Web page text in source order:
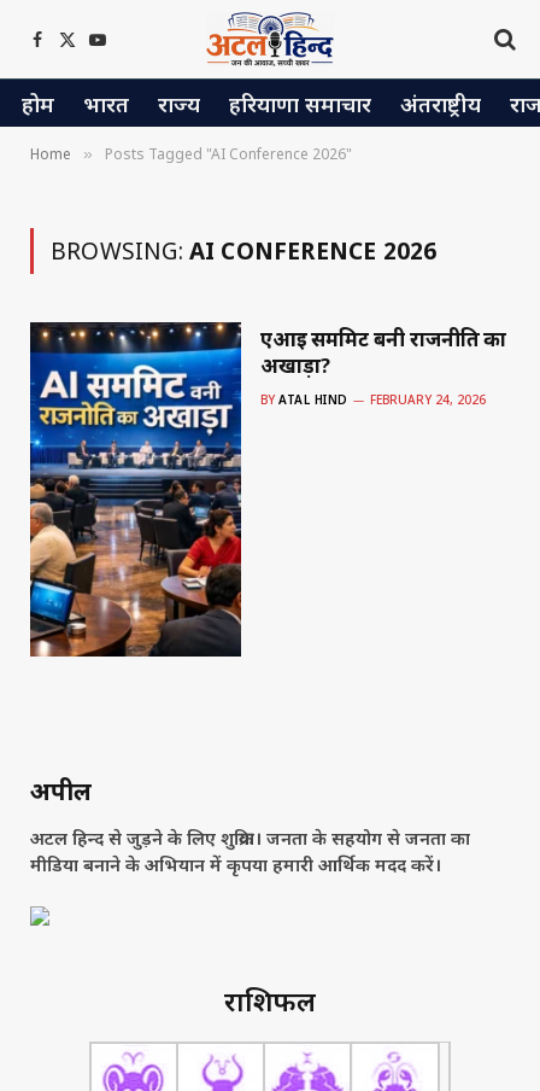
Facebook
X
(Twitter)
YouTube
होम भारत राज्य हरियाणा समाचार अंतराष्ट्रीय
Home » Posts Tagged "AI Conference 2026"
BROWSING: AI CONFERENCE 2026
एआई सममिट बनी राजनीति का
अखाड़ा?
BY ATAL HIND FEBRUARY 24, 2026
अपील
अटल हिन्द से जुड़ने के लिए शुक्रिया। जनता के सहयोग से जनता का
मीडिया बनाने के अभियान में कृपया हमारी आर्थिक मदद करें।
राशिफल